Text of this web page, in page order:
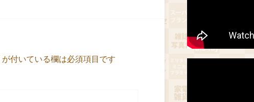
が付いている欄は必須項目です